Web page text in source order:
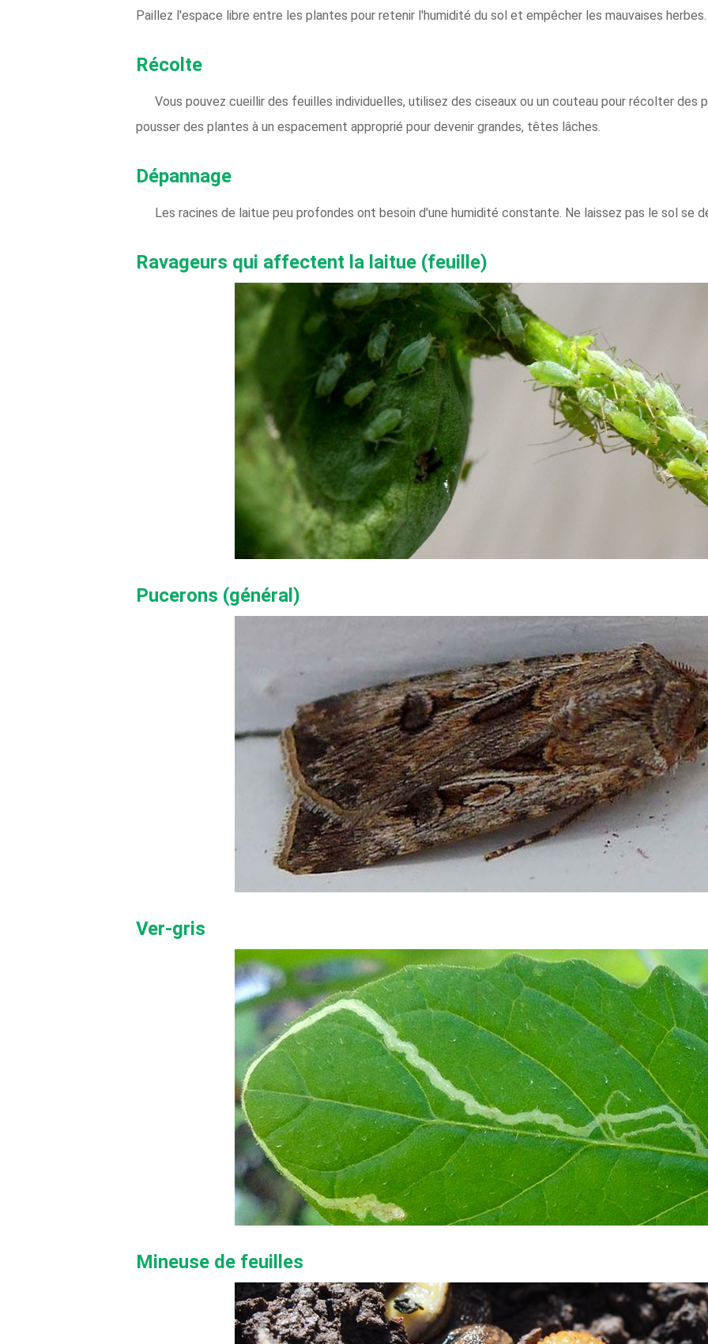
Paillez l'espace libre entre les plantes pour retenir l'humidité du sol et empêcher les mauvaises herbes.
Récolte
Vous pouvez cueillir des feuilles individuelles, utilisez des ciseaux ou un couteau pour récolter des
pousser des plantes à un espacement approprié pour devenir grandes, têtes lâches.
Dépannage
Les racines de laitue peu profondes ont besoin d'une humidité constante. Ne laissez pas le sol se
Ravageurs qui affectent la laitue (feuille)
Pucerons (général)
Ver-gris
Mineuse de feuilles